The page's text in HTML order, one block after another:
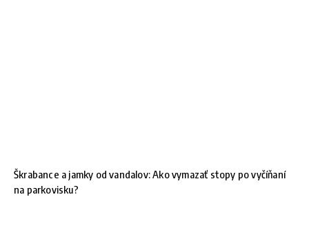
Škrabance a jamky od vandalov: Ako vymazať stopy po vyčíňaní
na parkovisku?